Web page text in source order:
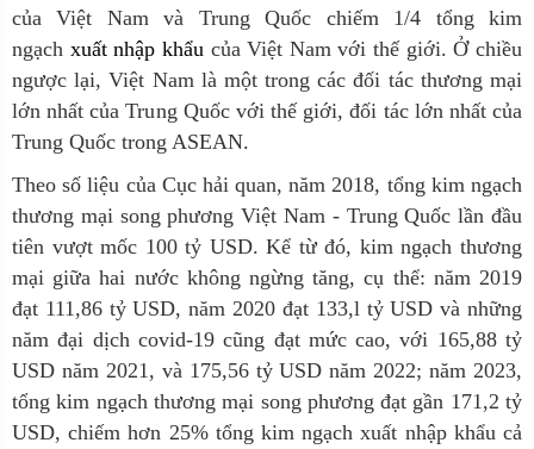
của Việt Nam và Trung Quốc chiếm 1/4 tổng kim
ngạch xuất nhập khẩucủa Việt Nam với thế giới. Ở chiều
ngược lại, Việt Nam là một trong các đối tác thương mại
lớn nhất của Trung Quốc với thế giới, đối tác lớn nhất của
Trung Quốc trong ASEAN.
Theo số liệu của Cục hải quan, năm 2018, tổng kim ngạch
thương mại song phương Việt Nam - Trung Quốc lần đầu
tiên vượt mốc 100 tỷ USD. Kể từ đó, kim ngạch thương
mại giữa hai nước không ngừng tăng, cụ thể: năm 2019
đạt 111,86 tỷ USD, năm 2020 đạt 133,l tỷ USD và những
năm đại dịch covid-19 cũng đạt mức cao, với 165,88 tỷ
USD năm 2021, và 175,56 tỷ USD năm 2022; năm 2023,
tổng kim ngạch thương mại song phương đạt gần 171,2 tỷ
USD, chiếm hơn 25% tổng kim ngạch xuất nhập khẩu cả